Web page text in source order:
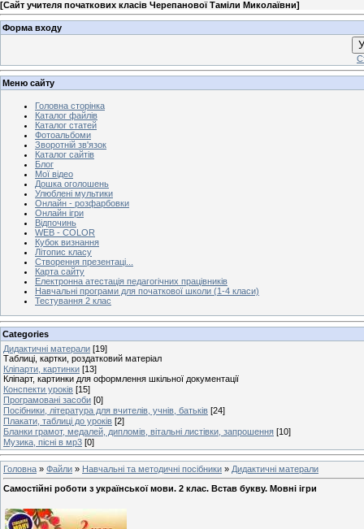
[Сайт учителя початкових класів Черепанової Таміли Миколаївни]
Форма входу
Меню сайту
Головна сторінка
Каталог файлів
Каталог статей
Фотоальбоми
Зворотній зв'язок
Каталог сайтів
Блог
Мої відео
Дошка оголошень
Улюблені мультики
Онлайн - розфарбовки
Онлайн ігри
Відпочинь
WEB - COLOR
Кубок визнання
Літопис класу
Створення презентаці...
Карта сайту
Електронна атестація педагогічних працівників
Навчальні програми для початкової школи (1-4 класи)
Тестування 2 клас
Categories
Дидактичні матерали [19]
Таблиці, картки, роздатковий матеріал
Кліпарти, картинки [13]
Кліпарт, картинки для оформлення шкільної документації
Конспекти уроків [15]
Програмовані засоби [0]
Посібники, література для вчителів, учнів, батьків [24]
Плакати, таблиці до уроків [2]
Бланки грамот, медалей, дипломів, вітальні листівки, запрошення [10]
Музика, пісні в мр3 [0]
Головна » Файли » Навчальні та методичні посібники » Дидактичні матерали
Самостійні роботи з української мови. 2 клас. Встав букву. Мовні ігри